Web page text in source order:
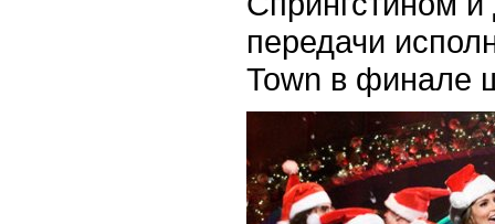
передачи
Town в финале